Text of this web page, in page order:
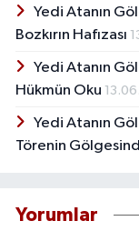
Yedi Atanın
Bozkırın Hafızası
Yedi Atanın
Hükmün Oku
Yedi Atanın
Törenin
Yorumlar